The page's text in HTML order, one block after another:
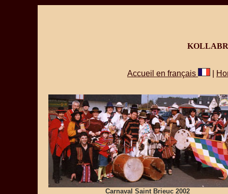
Accueil en français
Carnaval Saint Brieuc 2002